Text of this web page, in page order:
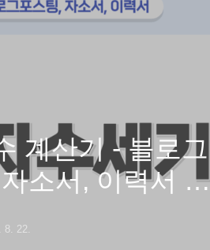
계산기 - 블로그
소서, 이력서 글
8. 22.